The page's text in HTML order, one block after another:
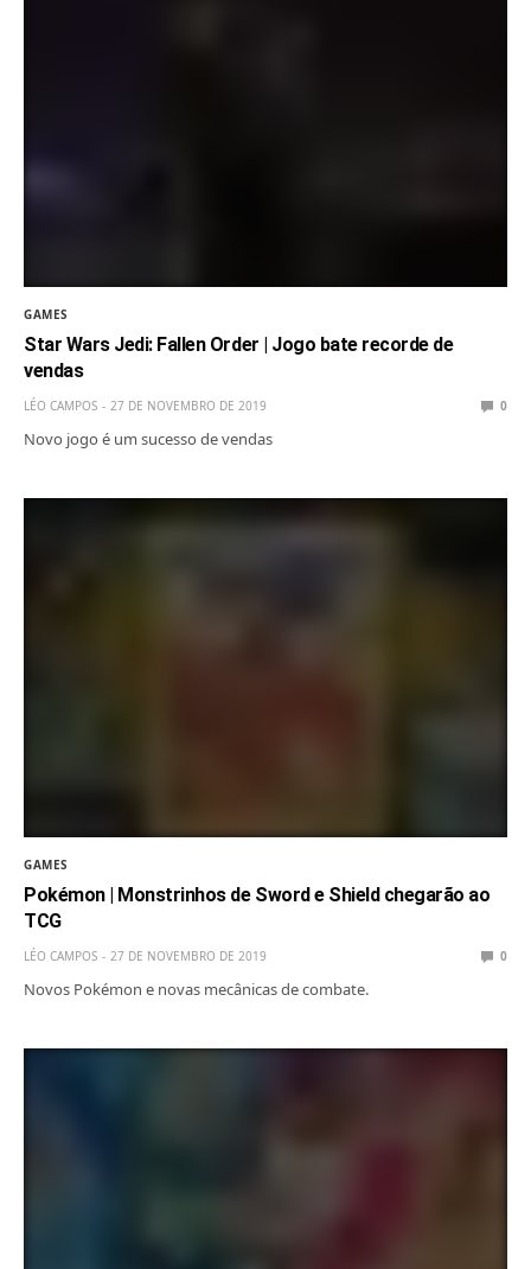
GAMES
Star Wars Jedi: Fallen Order | Jogo bate recorde de
vendas
LÉO CAMPOS 27 DE NOVEMBRO DE 2019 0
Novo jogo é um sucesso de vendas
GAMES
Pokémon | Monstrinhos de Sword e Shield chegarão ao
TCG
LÉO CAMPOS 27 DE NOVEMBRO DE 2019 0
Novos Pokémon e novas mecânicas de combate.